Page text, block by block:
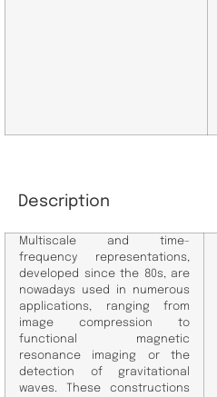
Description
Multiscale and time-
frequency representations,
developed since the 80s, are
nowadays used in numerous
applications, ranging from
image compression to
functional magnetic
resonance imaging or the
detection of gravitational
waves. These constructions